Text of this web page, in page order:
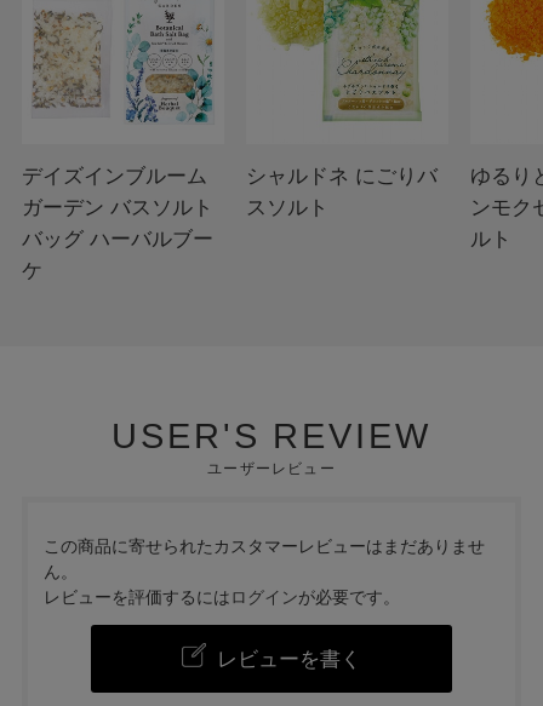
デイズインブルーム
ガーデン バスソルト
バッグ ハーバルブー
ケ
シャルドネ にごりバ
スソルト
ゆるり
ンモク
ルト
USER'S REVIEW
ユーザーレビュー
この商品に寄せられたカスタマーレビューはまだありませ
ん。
レビューを評価するにはログインが必要です。
レビューを書く